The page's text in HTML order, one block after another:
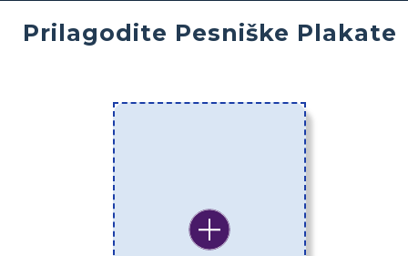
Prilagodite Pesniške Plakate